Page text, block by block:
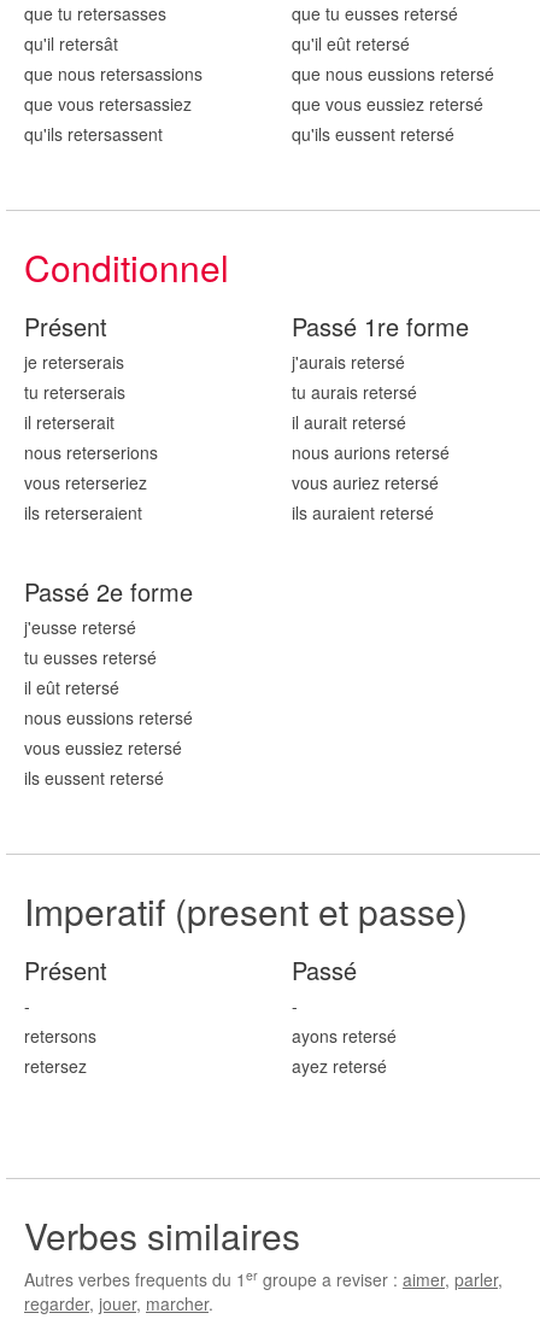
que tu retersasses
qu'il retersât
que nous retersassions
que vous retersassiez
qu'ils retersassent
que tu eusses retersé
qu'il eût retersé
que nous eussions retersé
que vous eussiez retersé
qu'ils eussent retersé
Conditionnel
Présent
je reterserais
tu reterserais
il reterserait
nous reterserions
vous reterseriez
ils reterseraient
Passé 1re forme
j'aurais retersé
tu aurais retersé
il aurait retersé
nous aurions retersé
vous auriez retersé
ils auraient retersé
Passé 2e forme
j'eusse retersé
tu eusses retersé
il eût retersé
nous eussions retersé
vous eussiez retersé
ils eussent retersé
Imperatif (present et passe)
Présent
-
retersons
retersez
Passé
-
ayons retersé
ayez retersé
Verbes similaires
Autres verbes frequents du 1 er groupe a reviser : aimer, parler,
regarder, jouer, marcher.